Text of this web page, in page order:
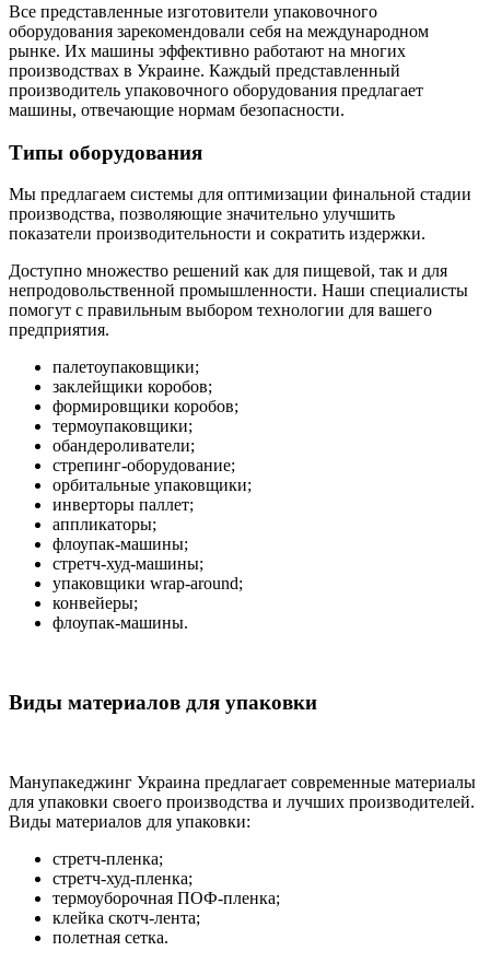
Все представленные изготовители упаковочного
оборудования зарекомендовали себя на международном
рынке. Их машины эффективно работают на многих
производствах в Украине. Каждый представленный
производитель упаковочного оборудования предлагает
машины, отвечающие нормам безопасности.
Типы оборудования
Мы предлагаем системы для оптимизации финальной стадии
производства, позволяющие значительно улучшить
показатели производительности и сократить издержки.
Доступно множество решений как для пищевой, так и для
непродовольственной промышленности. Наши специалисты
помогут с правильным выбором технологии для вашего
предприятия.
палетоупаковщики;
заклейщики коробов;
формировщики коробов;
термоупаковщики;
обандероливатели;
стрепинг-оборудование;
орбитальные упаковщики;
инверторы паллет;
аппликаторы;
флоупак-машины;
стретч-худ-машины;
упаковщики wrap-around;
конвейеры;
флоупак-машины.
Виды материалов для упаковки
Манупакеджинг Украина предлагает современные материалы
для упаковки своего производства и лучших производителей.
Виды материалов для упаковки:
стретч-пленка;
стретч-худ-пленка;
термоуборочная ПОФ-пленка;
клейка скотч-лента;
полетная сетка.